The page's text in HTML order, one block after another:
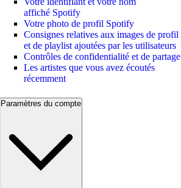
affiché Spotify
Votre photo de profil Spotify
Consignes relatives aux images de profil
et de playlist ajoutées par les utilisateurs
Contrôles de confidentialité et de partage
Les artistes que vous avez écoutés
récemment
Paramètres du compte